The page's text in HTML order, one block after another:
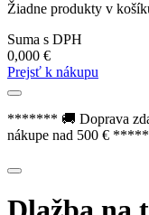
Žiadne produkty v
Suma s DPH
0,000 €
Prejsť k nákupu
******* 🚚 Doprava
nákupe nad 500 € *****